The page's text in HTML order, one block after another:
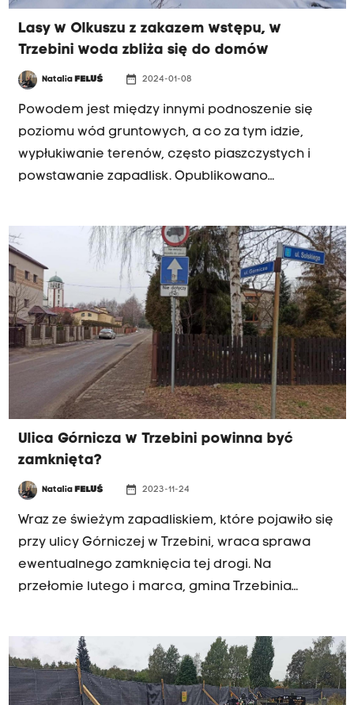
Lasy w Olkuszu z zakazem wstępu, w
Trzebini woda zbliża się do domów
Natalia FELUŚ date_range 2024-01-08
Powodem jest między innymi podnoszenie się
poziomu wód gruntowych, a co za tym idzie,
wypłukiwanie terenów, często piaszczystych i
powstawanie zapadlisk. Opublikowano
mieszkańcy osiedla Siersza w Trzebini. Woda
zaczyna podchodzić pod ich domy i zalewać
piwnice. Ostrzeżenia o podnoszeniu się wód
gruntowych są wydawane od kilku lat. Teraz
naocznie widać, co woda zaczyna robić z
terenem Trzebini i Olkusza.
Ulica Górnicza w Trzebini powinna być
zamknięta?
Natalia FELUŚ date_range 2023-11-24
Wraz ze świeżym zapadliskiem, które pojawiło się
przy ulicy Górniczej w Trzebini, wraca sprawa
ewentualnego zamknięcia tej drogi. Na
przełomie lutego i marca, gmina Trzebinia
ruchu samochodowego. Mimo kilku zapadlisk,
które utworzyły się w rejonie drogi, do dziś jest
ona przejezdna.